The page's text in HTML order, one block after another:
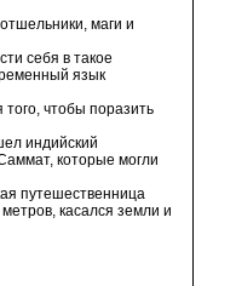
маги и
себя в такое
язык
чтобы поразить
индийский
которые могли
путешественница
касался земли и